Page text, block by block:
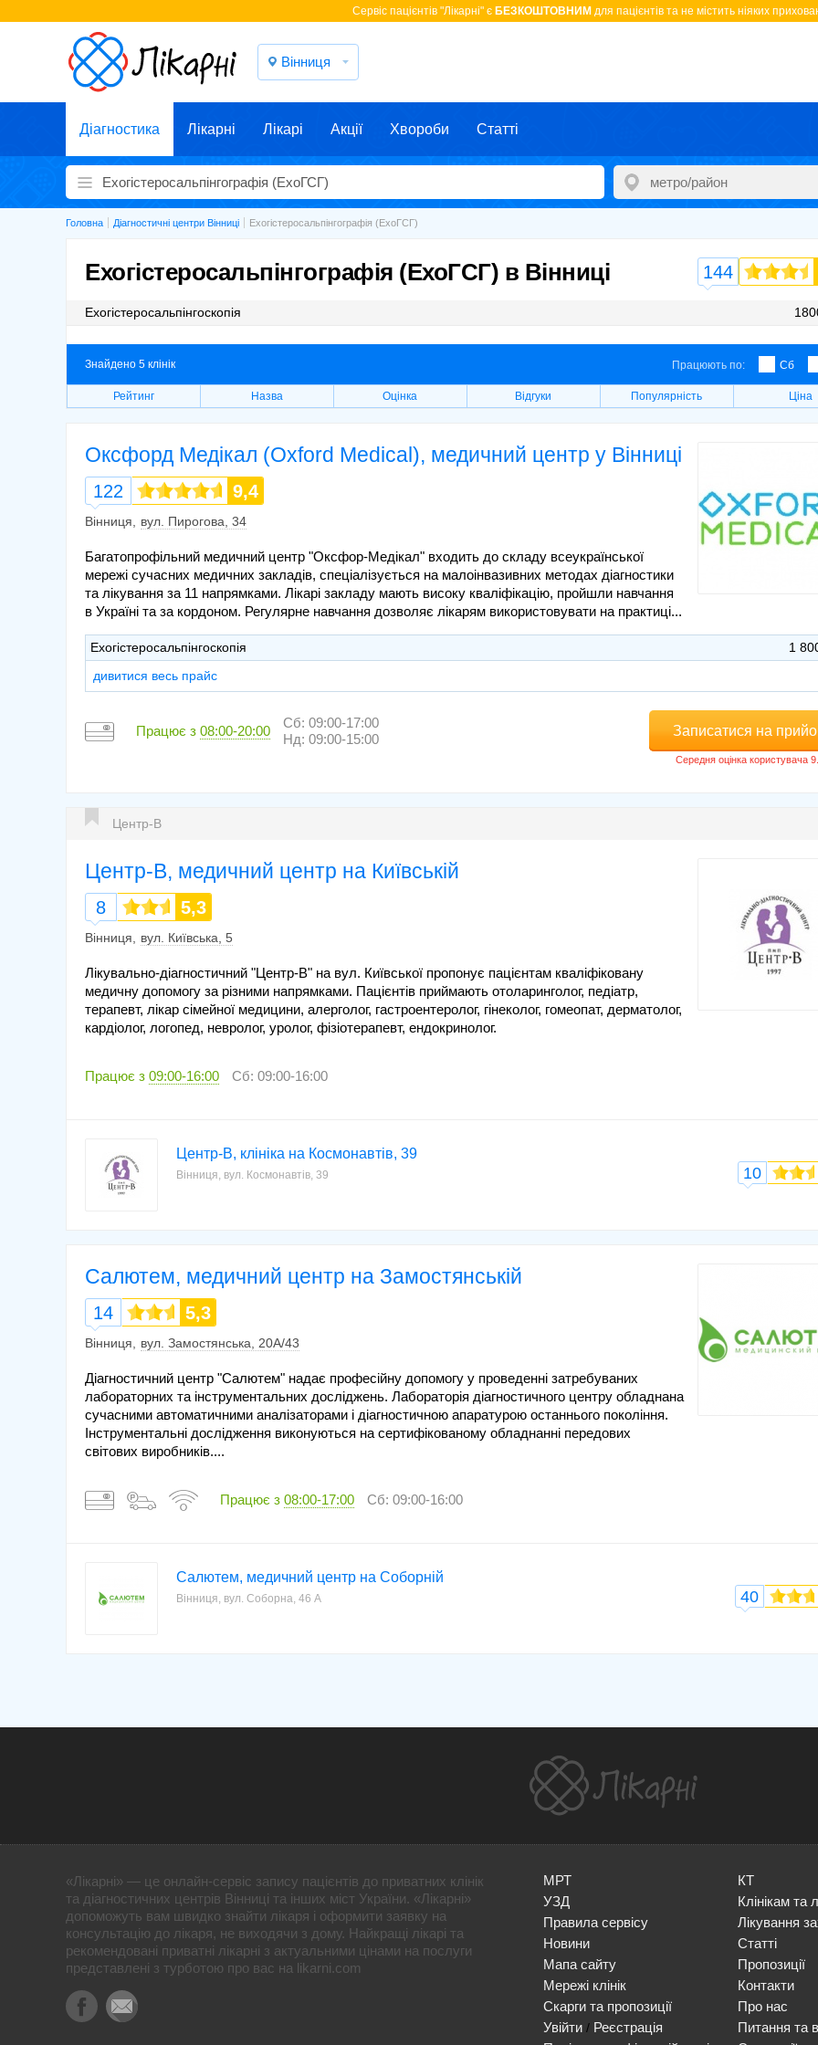
Cервіс пацієнтів "Лікарні" є БЕЗКОШТОВНИМ для пацієнтів та не містить ніяких
Вінниця
Діагностика Лікарні Лікарі Акції Хвороби Статті
Головна Діагностичні центри Вінниці Ехогістеросальпінгографія (ЕхоГСГ)
Ехогістеросальпінгографія (ЕхоГСГ) в Вінниці
Ехогістеросальпінгоскопія
144
Знайдено 5 клінік Працюють по: Сб
Рейтинг Назва Оцінка Відгуки Популярність Ціна
Оксфорд Медікал (Oxford Medical), медичний центр у Вінниці
122 9,4
Вінниця вул. Пирогова, 34
Багатопрофільний медичний центр "Оксфор-Медікал" входить до складу всеукраїнської
мережі сучасних медичних закладів, спеціалізується на малоінвазивних методах діагностики
та лікування за 11 напрямками. Лікарі закладу мають високу кваліфікацію, пройшли навчання
в Україні та за кордоном. Регулярне навчання дозволяє лікарям використовувати на практиці...
Ехогістеросальпінгоскопія
1
дивитися весь прайс
Працює з 08:00-20:00
Сб: 09:00-17:00
Нд: 09:00-15:00
Записатися на
Центр-В
Центр-В, медичний центр на Київській
8 5,3
Вінниця вул. Київська, 5
Лікувально-діагностичний "Центр-В" на вул. Київської пропонує пацієнтам кваліфіковану
медичну допомогу за різними напрямками. Пацієнтів приймають отоларинголог, педіатр,
терапевт, лікар сімейної медицини, алерголог, гастроентеролог, гінеколог, гомеопат, дерматолог,
кардіолог, логопед, невролог, уролог, фізіотерапевт, ендокринолог.
Працює з 09:00-16:00 Сб: 09:00-16:00
Центр-В, клініка на Космонавтів, 39
10
Вінниця, вул. Космонавтів, 39
Салютем, медичний центр на Замостянській
14 5,3
Вінниця вул. Замостянська, 20А/43
Діагностичний центр "Салютем" надає професійну допомогу у проведенні затребуваних
лабораторних та інструментальних досліджень. Лабораторія діагностичного центру обладнана
сучасними автоматичними аналізаторами і діагностичною апаратурою останнього покоління.
Інструментальні дослідження виконуються на сертифікованому обладнанні передових
світових виробників....
Працює з 08:00-17:00 Сб: 09:00-16:00
Салютем, медичний центр на Соборній
40
Вінниця, вул. Соборна, 46 А
«Лікарні» — це онлайн-сервіс запису пацієнтів до приватних клінік
та діагностичних центрів Вінниці та інших міст України. «Лікарні»
допоможуть вам швидко знайти лікаря і оформити заявку на
консультацію до лікаря, не виходячи з дому. Найкращі лікарі та
рекомендовані приватні лікарні з актуальними цінами на послуги
представлені з турботою про вас на likarni.com
МРТ
КТ
УЗД
Клінікам та
Правила сервісу
Лікування
Новини
Статті
Мапа сайту
Пропозиції
Мережі клінік
Контакти
Скарги та пропозиції
Про нас
Увійти/ Реєстрація
Питання та